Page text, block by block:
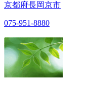
京都府長岡京市
075-951-8880